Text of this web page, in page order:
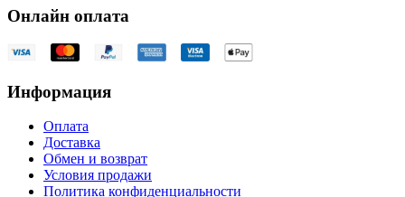
Онлайн оплата
Информация
Оплата
Доставка
Обмен и возврат
Условия продажи
Политика конфиденциальности